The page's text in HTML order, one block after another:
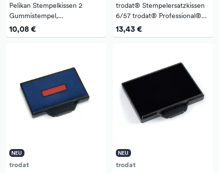
Pelikan Stempelkissen 2
Gummistempel,
Polymerstempel 110 x 70 mm
(B x H)
10,08 €
trodat® Stempelersatzkissen
6/57 trodat® Professional®
5207, 5470 60 x 40 mm (B x
H) schwarz 2 St./Pack.
13,43 €
NEU
trodat
NEU
trodat